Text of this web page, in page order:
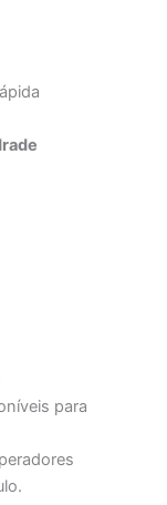
para